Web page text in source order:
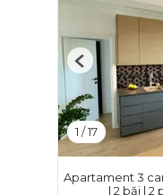
1 /17
Previous
Apartament 3
| 2 băi | 2